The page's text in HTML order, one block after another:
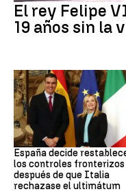
El rey Felipe
19 años sin la
CRISIS MIGRATORIA
España decide
los controles fronterizos
después de que Italia
rechazase el ultimátum